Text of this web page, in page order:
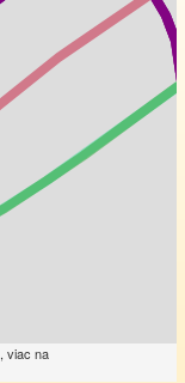
, viac na